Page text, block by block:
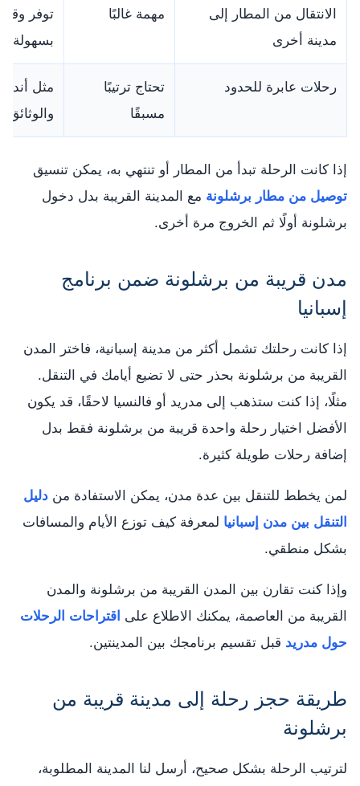
الانتقال من المطار إلى
مدينة أخرى
مهمة غالبًا
توفر
بسهولة.
رحلات عابرة للحدود
تحتاج ترتيبًا
مسبقًا
مثل
والوثائق
إذا كانت الرحلة تبدأ من المطار أو تنتهي به، يمكن تنسيق
توصيل من مطار برشلونة مع المدينة القريبة بدل دخول
برشلونة أولًا ثم الخروج مرة أخرى.
مدن قريبة من برشلونة ضمن برنامج
إسبانيا
إذا كانت رحلتك تشمل أكثر من مدينة إسبانية، فاختر المدن
القريبة من برشلونة بحذر حتى لا تضيع أيامك في التنقل.
مثلًا، إذا كنت ستذهب إلى مدريد أو فالنسيا لاحقًا، قد يكون
الأفضل اختيار رحلة واحدة قريبة من برشلونة فقط بدل
إضافة رحلات طويلة كثيرة.
لمن يخطط للتنقل بين عدة مدن، يمكن الاستفادة من دليل
التنقل بين مدن إسبانيا لمعرفة كيف توزع الأيام والمسافات
بشكل منطقي.
وإذا كنت تقارن بين المدن القريبة من برشلونة والمدن
القريبة من العاصمة، يمكنك الاطلاع على اقتراحات الرحلات
حول مدريد قبل تقسيم برنامجك بين المدينتين.
طريقة حجز رحلة إلى مدينة قريبة من
برشلونة
لترتيب الرحلة بشكل صحيح، أرسل لنا المدينة المطلوبة،